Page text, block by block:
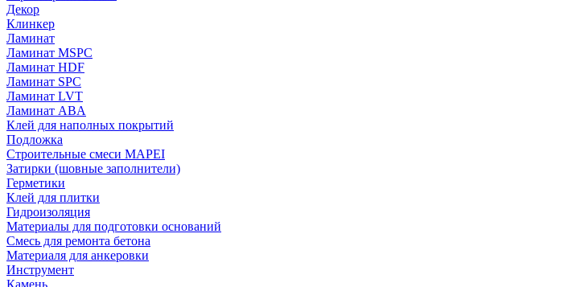
Декор
Клинкер
Ламинат
Ламинат MSPC
Ламинат HDF
Ламинат SPC
Ламинат LVT
Ламинат ABA
Клей для наполных покрытий
Подложка
Строительные смеси MAPEI
Затирки (шовные заполнители)
Герметики
Клей для плитки
Гидроизоляция
Материалы для подготовки оснований
Смесь для ремонта бетона
Материаля для анкеровки
Инструмент
Камень